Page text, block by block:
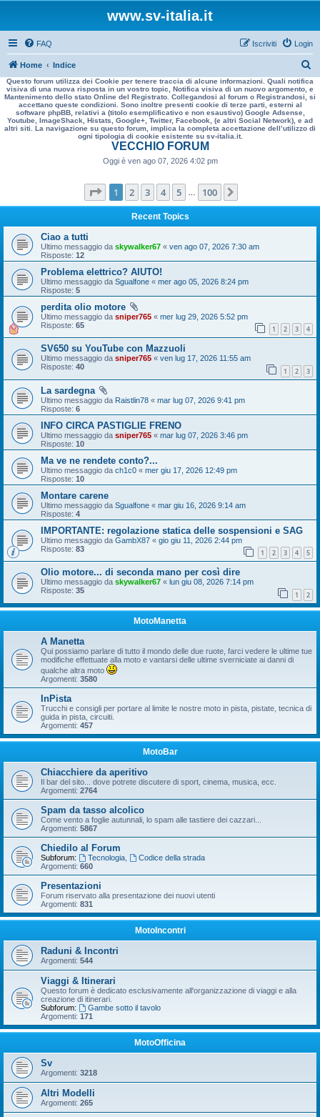
www.sv-italia.it
FAQ Login
Iscriviti
Home Indice
e
r
a
Questo forum utilizza dei Cookie per tenere traccia di alcune informazioni. Quali notifica
visiva di una nuova risposta in un vostro topic, Notifica visiva di un nuovo argomento, e
Mantenimento dello stato Online del Registrato. Collegandosi al forum o Registrandosi, si
accettano queste condizioni. Sono inoltre presenti cookie di terze parti, esterni al
software phpBB, relativi a (titolo esemplificativo e non esaustivo) Google Adsense,
Youtube, ImageShack, Histats, Google+, Twitter, Facebook, (e altri Social Network), e ad
altri siti. La navigazione su questo forum, implica la completa accettazione dell’utilizzo di
ogni tipologia di cookie esistente su sv-italia.it.
VECCHIO FORUM
Oggi è ven ago 07, 2026 4:02 pm
Pagina di 100
1 2 3 4 5 100
Recent Topics
Ciao a tutti
Ultimo messaggio da skywalker67 « ven ago 07, 2026 7:30 am
Risposte: 12
Problema elettrico? AIUTO!
Ultimo messaggio da Sgualfone « mer ago 05, 2026 8:24 pm
Risposte: 5
perdita olio motore
Ultimo messaggio da sniper765 « mer lug 29, 2026 5:52 pm
Risposte: 65 1 2 3 4
SV650 su YouTube con Mazzuoli
Ultimo messaggio da sniper765 « ven lug 17, 2026 11:55 am
Risposte: 40 1 2 3
La sardegna
Ultimo messaggio da Raistlin78 « mar lug 07, 2026 9:41 pm
Risposte: 6
INFO CIRCA PASTIGLIE FRENO
Ultimo messaggio da sniper765 « mar lug 07, 2026 3:46 pm
Risposte: 10
Ma ve ne rendete conto?...
Ultimo messaggio da ch1c0 « mer giu 17, 2026 12:49 pm
Risposte: 10
Montare carene
Ultimo messaggio da Sgualfone « mar giu 16, 2026 9:14 am
Risposte: 4
IMPORTANTE: regolazione statica delle sospensioni e SAG
Ultimo messaggio da GambX87 « gio giu 11, 2026 2:44 pm
Risposte: 83 1 2 3 4 5
Olio motore... di seconda mano per così dire
Ultimo messaggio da skywalker67 « lun giu 08, 2026 7:14 pm
Risposte: 35 1 2
MotoManetta
A Manetta
Qui possiamo parlare di tutto il mondo delle due ruote, farci vedere le ultime tue
modifiche effettuate alla moto e vantarsi delle ultime sverniciate ai danni di
qualche altra moto
Argomenti: 3580
InPista
Trucchi e consigli per portare al limite le nostre moto in pista, pistate, tecnica di
guida in pista, circuiti.
Argomenti: 457
MotoBar
Chiacchiere da aperitivo
Il bar del sito... dove potrete discutere di sport, cinema, musica, ecc.
Argomenti: 2764
Spam da tasso alcolico
Come vento a foglie autunnali, lo spam alle tastiere dei cazzari...
Argomenti: 5867
Chiedilo al Forum
Subforum: Tecnologia,
Codice della strada
Argomenti: 660
Presentazioni
Forum riservato alla presentazione dei nuovi utenti
Argomenti: 831
MotoIncontri
Raduni & Incontri
Argomenti: 544
Viaggi & Itinerari
Questo forum è dedicato esclusivamente all'organizzazione di viaggi e alla
creazione di itinerari.
Subforum:
Gambe sotto il tavolo
Argomenti: 171
MotoOfficina
Sv
Argomenti: 3218
Altri Modelli
Argomenti: 265